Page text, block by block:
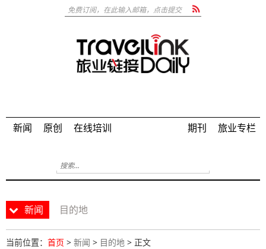
新闻 原创 在线培训 期刊 旅业专栏
新闻 目的地
当前位置： 首页 > 新闻 > 目的地 > 正文